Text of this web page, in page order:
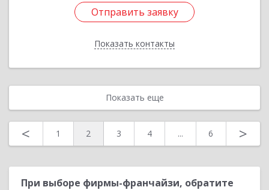
Отправить заявку
Показать контакты
Отправить заявку
Назад
Показать еще
< 1 2 3 4 ... 6 >
При выборе фирмы-франчайзи, обратите